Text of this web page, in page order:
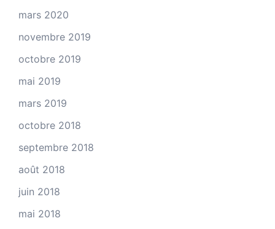
mars 2020
novembre 2019
octobre 2019
mai 2019
mars 2019
octobre 2018
septembre 2018
août 2018
juin 2018
mai 2018